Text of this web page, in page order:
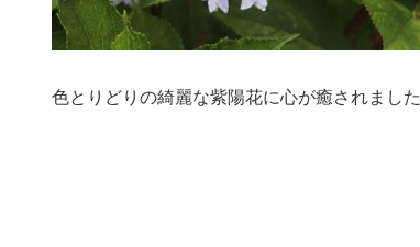
色とりどりの綺麗な紫陽花に心が癒されました